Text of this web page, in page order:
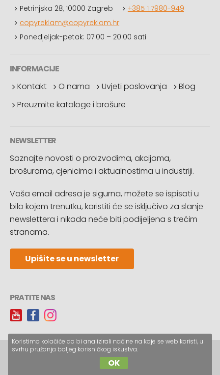
Petrinjska 28, 10000 Zagreb
+385 1 7980-949
copyreklam@copyreklam.hr
Ponedjeljak-petak: 07:00 – 20:00 sati
INFORMACIJE
Kontakt
O nama Uvjeti poslovanja
Blog
Preuzmite kataloge i brošure
NEWSLETTER
Saznajte novosti o proizvodima, akcijama,
brošurama, cjenicima i aktualnostima u industriji.
Vaša email adresa je sigurna, možete se ispisati u
bilo kojem trenutku, koristiti će se isključivo za slanje
newslettera i nikada neće biti podijeljena s trećim
stranama.
Upišite se u newsletter
PRATITE NAS
Copyright © CopyReklam d.o.o.
Koristimo kolačiće da bi analizirali načine na koje se web koristi, u
svrhu pružanja boljeg korisničkog iskustva.
OK